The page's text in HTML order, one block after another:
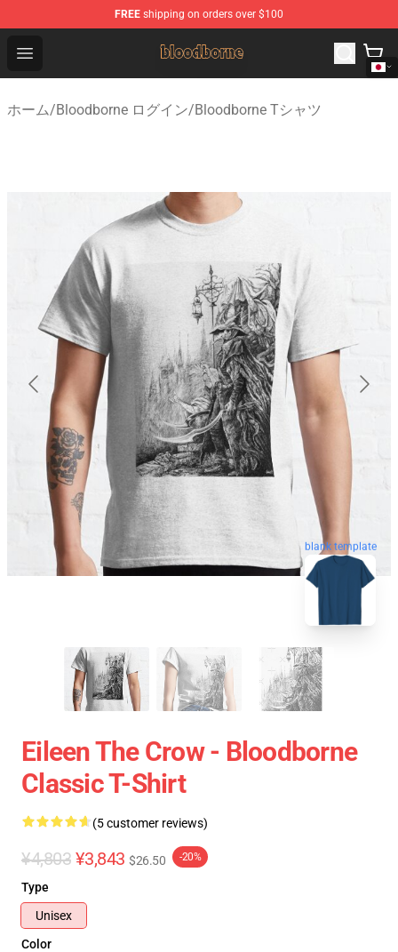
FREE shipping on orders over $100
Open menu
Bloodborne Shop - Official Bloodborne Merchandise
ホーム/Bloodborne ログイン/Bloodborne Tシャツ
blank template
Eileen The Crow - Bloodborne
Classic T-Shirt
(5 customer reviews)
¥4,803 ¥3,843 $26.50 -20%
Type
Unisex
Color